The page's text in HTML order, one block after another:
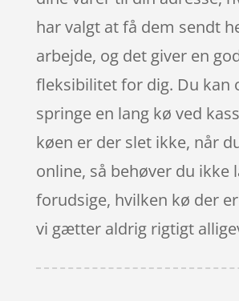
har valgt at få dem sendt
arbejde, og det giver en
fleksibilitet for dig. Du kan
springe en lang kø ved
køen er der slet ikke, når
online, så behøver du ikke
forudsige, hvilken kø der
vi gætter aldrig rigtigt